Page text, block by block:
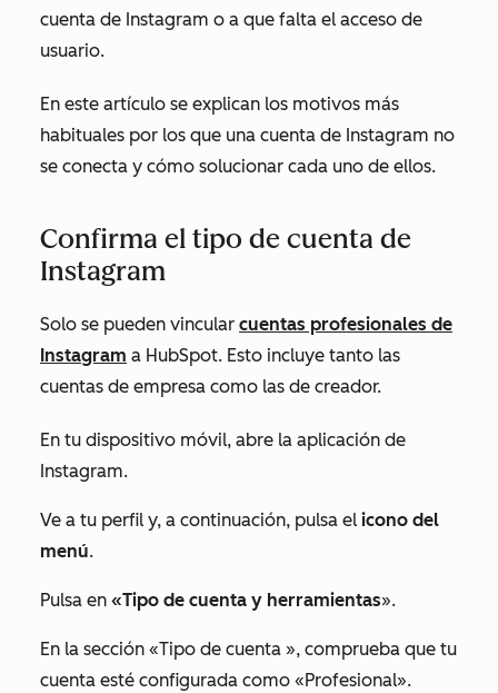
cuenta de Instagram o a que falta el acceso de
usuario.
En este artículo se explican los motivos más
habituales por los que una cuenta de Instagram no
se conecta y cómo solucionar cada uno de ellos.
Confirma el tipo de cuenta de
Instagram
Solo se pueden vincular cuentas profesionales de
Instagram a HubSpot. Esto incluye tanto las
cuentas de empresa como las de creador.
En tu dispositivo móvil, abre la aplicación de
Instagram.
Ve a tu perfil y, a continuación, pulsa el icono del
menú.
Pulsa en «Tipo de cuenta y herramientas».
En la sección «Tipo de cuenta », comprueba que tu
cuenta esté configurada como «Profesional».